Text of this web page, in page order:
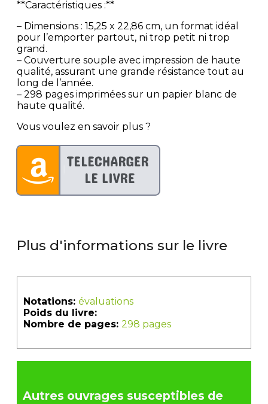
**Caractéristiques :**
– Dimensions : 15,25 x 22,86 cm, un format idéal
pour l’emporter partout, ni trop petit ni trop
grand.
– Couverture souple avec impression de haute
qualité, assurant une grande résistance tout au
long de l’année.
– 298 pages imprimées sur un papier blanc de
haute qualité.
Vous voulez en savoir plus ?
Plus d'informations sur le livre
Notations: évaluations
Poids du livre:
Nombre de pages: 298 pages
Autres ouvrages susceptibles de